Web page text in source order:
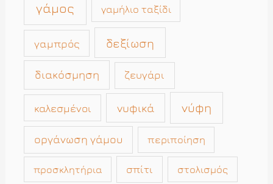
γάμος γαμήλιο ταξίδι
γαμπρός δεξίωση
διακόσμηση ζευγάρι
καλεσμένοι νυφικά νύφη
οργάνωση γάμου περιποίηση
προσκλητήρια σπίτι στολισμός